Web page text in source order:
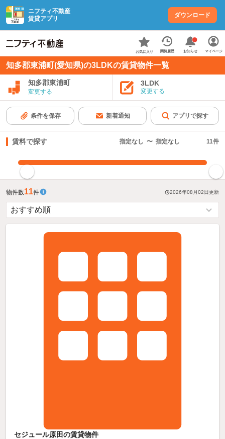
ニフティ不動産
賃貸アプリ
ダウンロード
お気に入り 閲覧履歴 お知らせ マイページ
知多郡東浦町(愛知県)の3LDKの賃貸物件一覧
知多郡東浦町
変更する
3LDK
変更する
条件を保存 新着通知 アプリで探す
賃料で探す 指定なし 〜 指定なし 11件
物件数11件 2026年08月02日更新
セジュール原田の賃貸物件